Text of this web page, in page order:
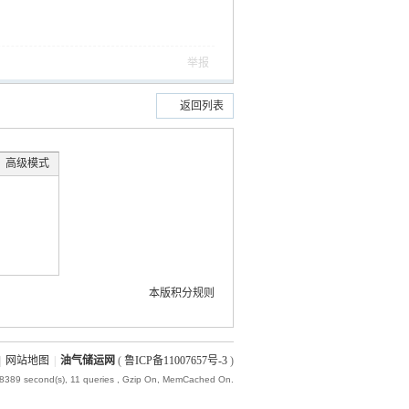
举报
返回列表
高级模式
本版积分规则
网站地图 油气储运网 ( 鲁ICP备11007657号-3 )
second(s), 11 queries , Gzip On, MemCached On.